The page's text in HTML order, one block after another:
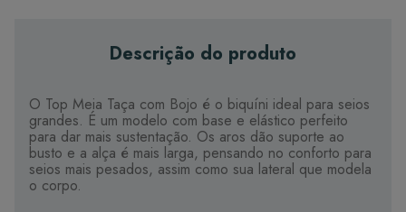
Descrição do produto
O Top Meia Taça com Bojo é o biquíni ideal para seios
grandes. É um modelo com base e elástico perfeito
para dar mais sustentação. Os aros dão suporte ao
busto e a alça é mais larga, pensando no conforto para
seios mais pesados, assim como sua lateral que modela
o corpo.